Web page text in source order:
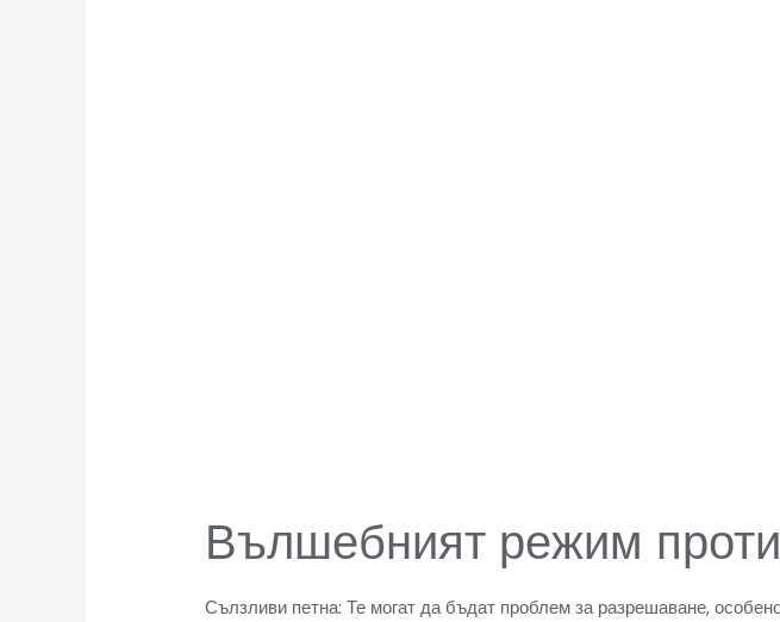
Вълшебният режим
Сълзливи петна: Те могат да бъдат проблем за разрешаване,